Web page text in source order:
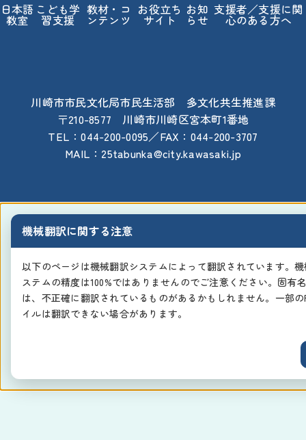
日本語
教室
こども学
習支援
教材・コ
ンテンツ
お役立ち
サイト
お知
らせ
支援者／支援に関
心のある方へ
川崎市市民文化局市民生活部 多文化共生推進課
〒210-8577 川崎市川崎区宮本町1番地
TEL：044-200-0095／FAX：044-200-3707
MAIL：25tabunka@city.kawasaki.jp
機械翻訳に関する注意
以下のページは機械翻訳システムによって翻訳されています。
ステムの精度は100%ではありませんのでご注意ください。固有
は、不正確に翻訳されているものがあるかもしれません。一部
イルは翻訳できない場合があります。